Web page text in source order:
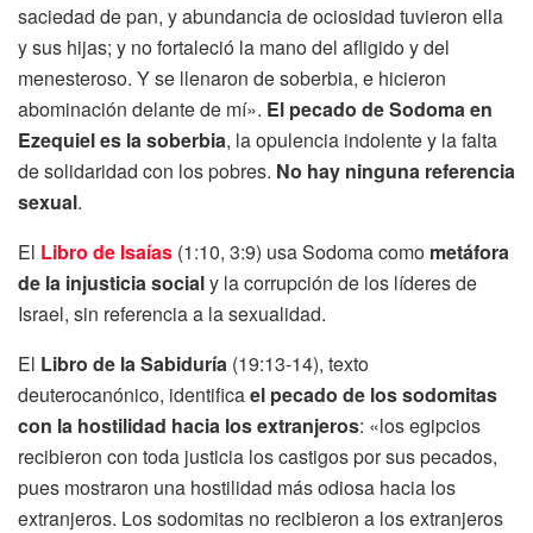
saciedad de pan, y abundancia de ociosidad tuvieron ella
y sus hijas; y no fortaleció la mano del afligido y del
menesteroso. Y se llenaron de soberbia, e hicieron
abominación delante de mí». El pecado de Sodoma en
Ezequiel es la soberbia, la opulencia indolente y la falta
de solidaridad con los pobres. No hay ninguna referencia
sexual.
El Libro de Isaías (1:10, 3:9) usa Sodoma como metáfora
de la injusticia socialy la corrupción de los líderes de
Israel, sin referencia a la sexualidad.
El Libro de la Sabiduría (19:13-14), texto
deuterocanónico, identificael pecado de los sodomitas
con la hostilidad hacia los extranjeros: «los egipcios
recibieron con toda justicia los castigos por sus pecados,
pues mostraron una hostilidad más odiosa hacia los
extranjeros. Los sodomitas no recibieron a los extranjeros